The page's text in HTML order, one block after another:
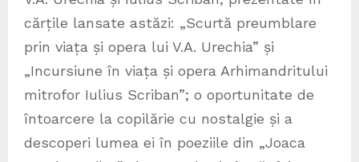
cărțile lansate astăzi: „Scurtă preumblare
prin viața și opera lui V.A. Urechia” și
„Incursiune în viața și opera Arhimandritului
mitrofor Iulius Scriban”; o oportunitate de
întoarcere la copilărie cu nostalgie și a
descoperi lumea ei în poeziile din „Joaca